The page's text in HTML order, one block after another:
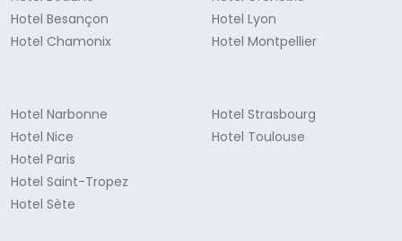
Hotel Besançon
Hotel Chamonix
Hotel Lyon
Hotel Montpellier
Hotel Narbonne
Hotel Nice
Hotel Paris
Hotel Saint-Tropez
Hotel Sète
Hotel Strasbourg
Hotel Toulouse